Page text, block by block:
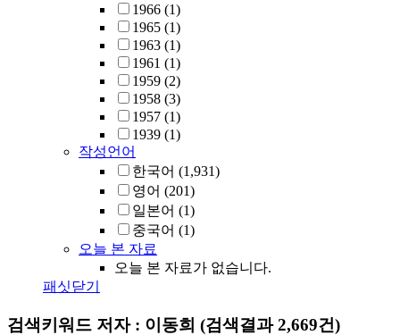
1966 (1)
1965 (1)
1963 (1)
1961 (1)
1959 (2)
1958 (3)
1957 (1)
1939 (1)
작성언어
한국어 (1,931)
영어 (201)
일본어 (1)
중국어 (1)
오늘 본 자료
오늘 본 자료가 없습니다.
패싯닫기
검색키워드 저자 : 이동희 (검색결과 2,669건)